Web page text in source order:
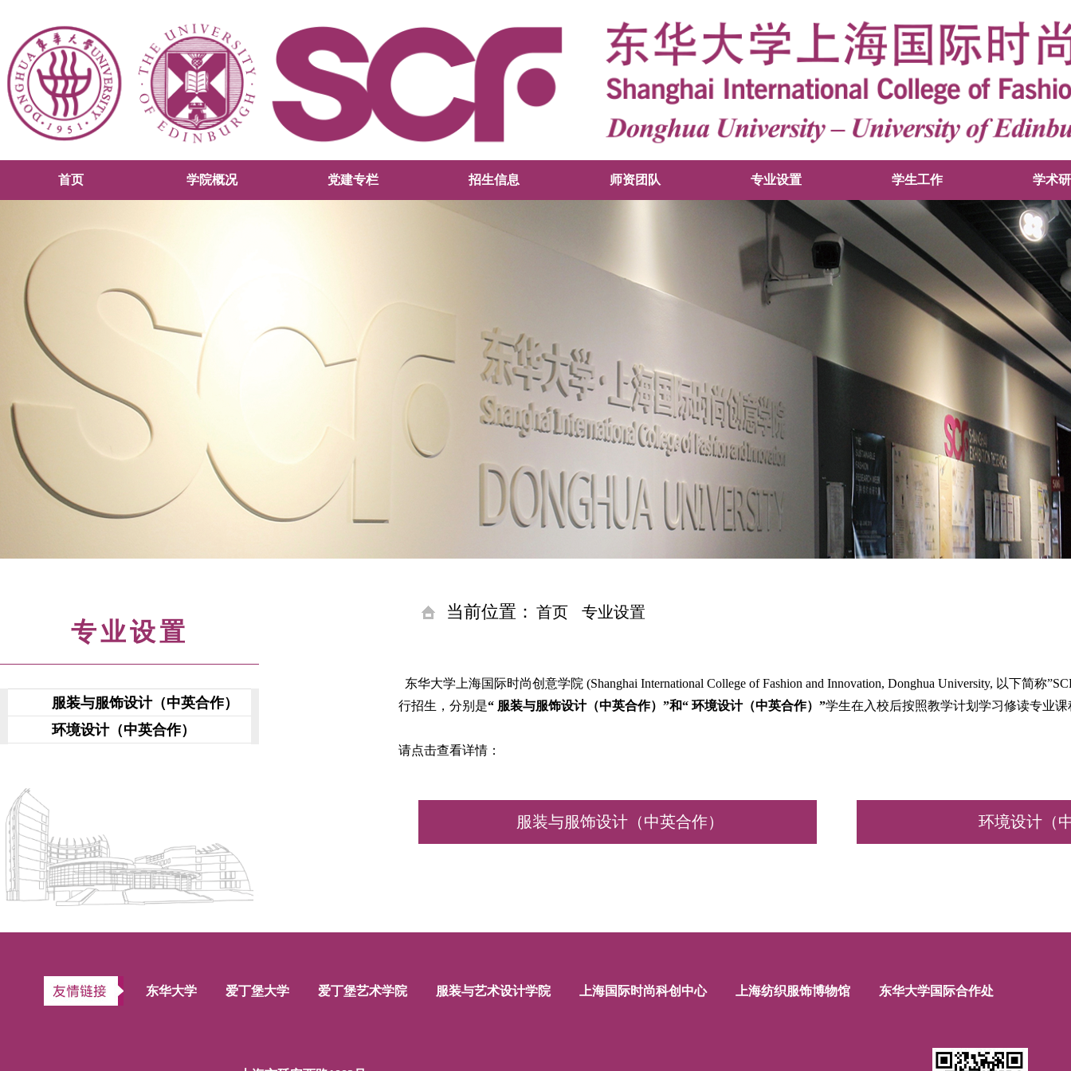
首页 学院概况 党建专栏 招生信息 师资团队 专业设置 学生工作 学术
专业设置
服装与服饰设计（中英合作）
环境设计（中英合作）
当前位置： 首页 专业设置
东华大学上海国际时尚创意学院 (Shanghai International College of Fashion and Innovation, Donghua University, 以下简称
行招生，分别是“ 服装与服饰设计（中英合作）”和“ 环境设计（中英合作）”学生在入校后按照教学计划学习修读专业课
请点击查看详情：
服装与服饰设计（中英合作） 环境设计（
东华大学 爱丁堡大学 爱丁堡艺术学院 服装与艺术设计学院 上海国际时尚科创中心 上海纺织服饰博物馆 东华大学国际合作处